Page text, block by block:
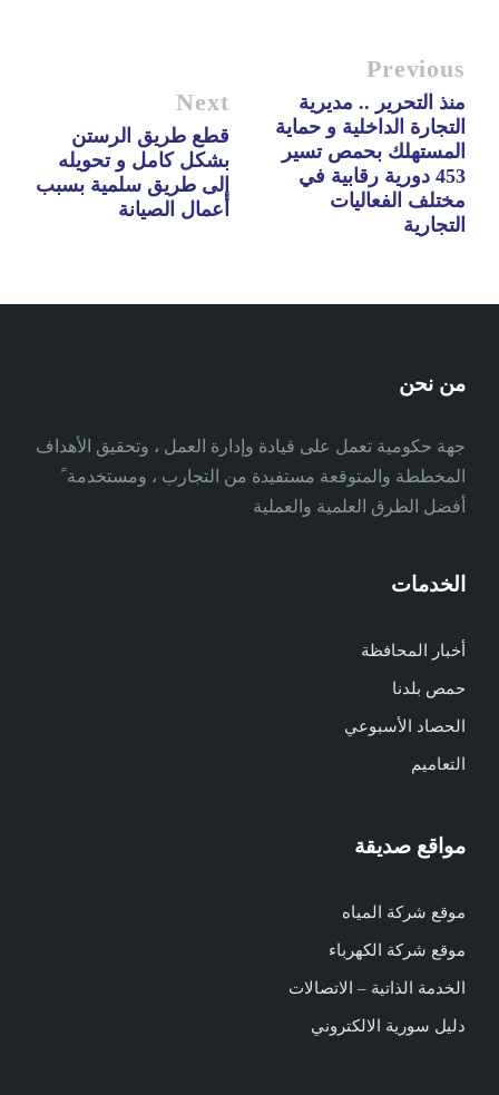
Previous
منذ التحرير .. مديرية
التجارة الداخلية و حماية
المستهلك بحمص تسير
453 دورية رقابية في
مختلف الفعاليات
التجارية
Next
قطع طريق الرستن
بشكل كامل و تحويله
إلى طريق سلمية بسبب
أعمال الصيانة
من نحن
جهة حكومية تعمل على قيادة وإدارة العمل ، وتحقيق الأهداف
المخططة والمتوقعة مستفيدة من التجارب ، ومستخدمة ً
أفضل الطرق العلمية والعملية
الخدمات
أخبار المحافظة
حمص بلدنا
الحصاد الأسبوعي
التعاميم
مواقع صديقة
موقع شركة المياه
موقع شركة الكهرباء
الخدمة الذاتية – الاتصالات
دليل سورية الالكتروني